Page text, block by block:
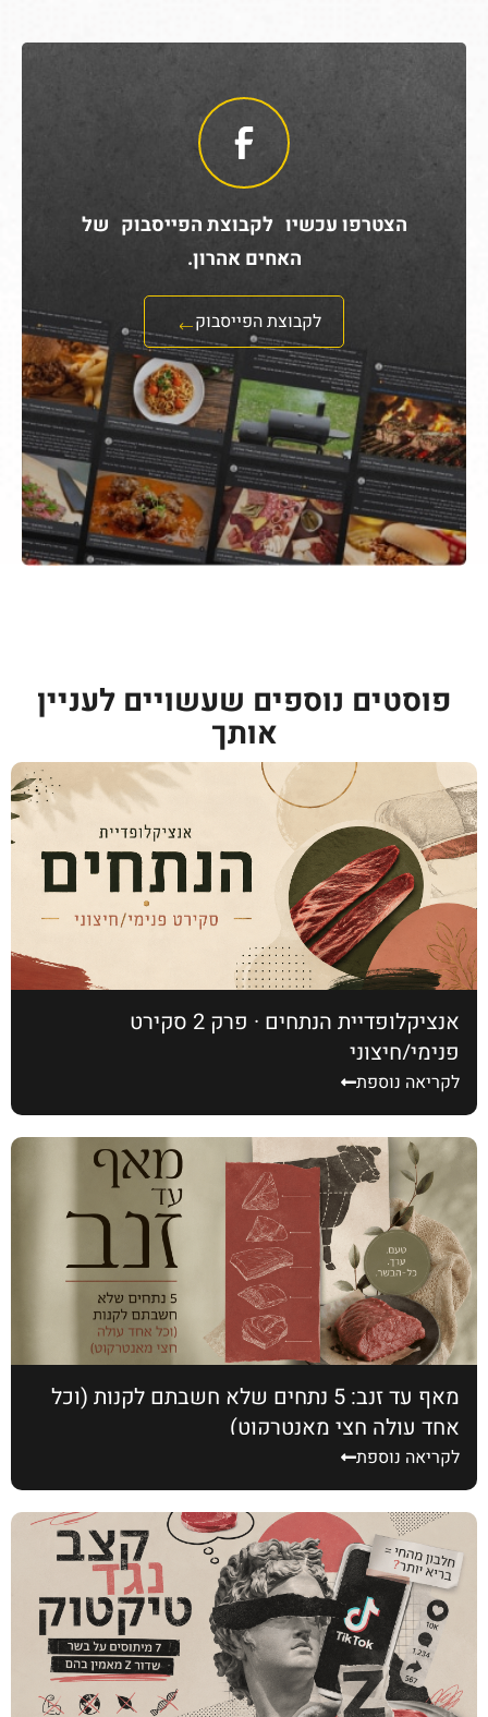
הצטרפו עכשיו לקבוצת הפייסבוק של
האחים אהרון.
לקבוצת הפייסבוק
פוסטים נוספים שעשויים לעניין
אותך
אנציקלופדיית הנתחים · פרק 2 סקירט
פנימי/חיצוני
לקריאה נוספת
מאף עד זנב: 5 נתחים שלא חשבתם לקנות (וכל
אחד עולה חצי מאנטרקוט)
לקריאה נוספת